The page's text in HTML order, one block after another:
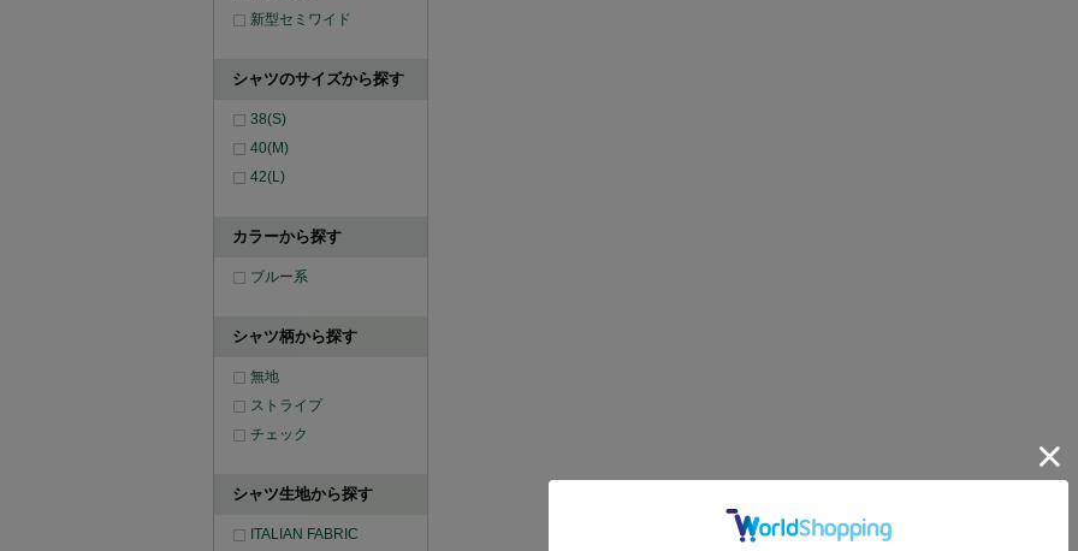
新型セミワイド
シャツのサイズから探す
38(S)
40(M)
42(L)
カラーから探す
ブルー系
シャツ柄から探す
無地
ストライプ
チェック
シャツ生地から探す
ITALIAN FABRIC